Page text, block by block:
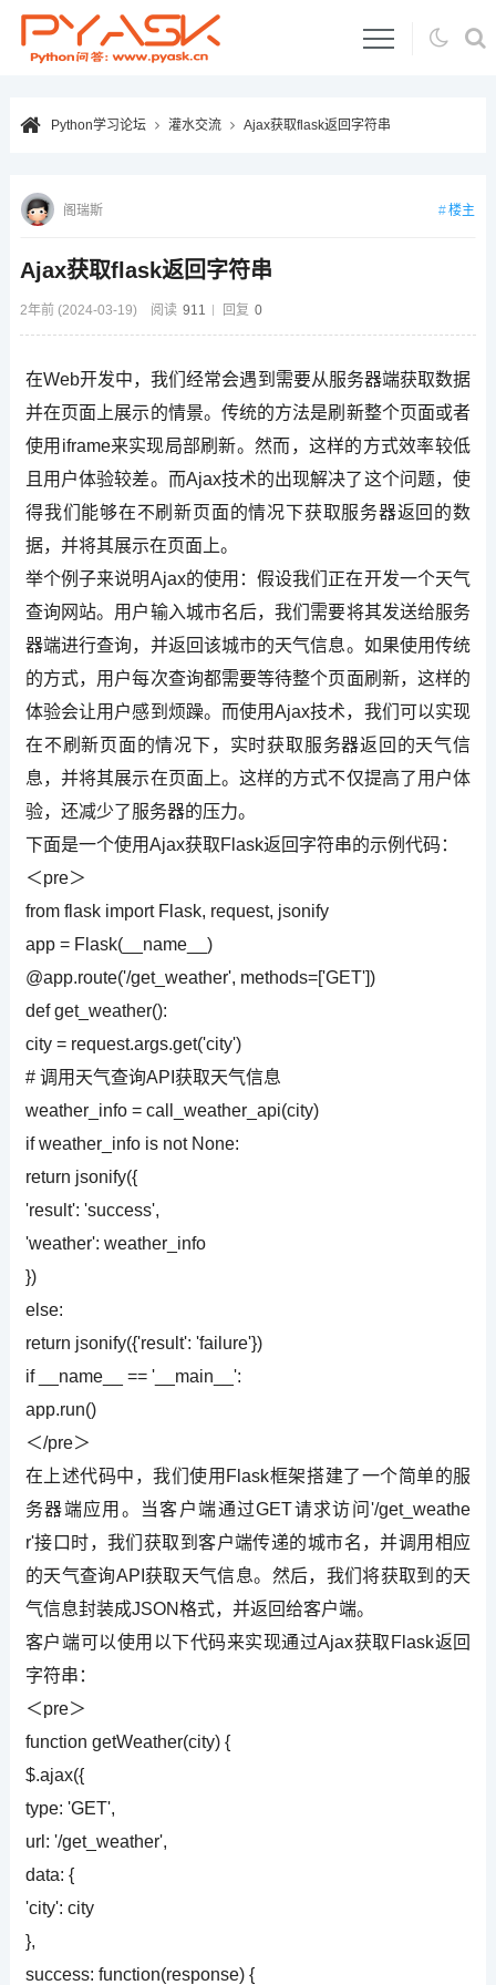
Python学习论坛 灌水交流 Ajax获取flask返回字符串
Ajax获取flask返回字符串
2年前 (2024-03-19) 阅读 911 回复 0
阁瑞斯 楼主
在Web开发中，我们经常会遇到需要从服务器端获取数据
并在页面上展示的情景。传统的方法是刷新整个页面或者
使用iframe来实现局部刷新。然而，这样的方式效率较低
且用户体验较差。而Ajax技术的出现解决了这个问题，使
得我们能够在不刷新页面的情况下获取服务器返回的数
据，并将其展示在页面上。
举个例子来说明Ajax的使用：假设我们正在开发一个天气
查询网站。用户输入城市名后，我们需要将其发送给服务
器端进行查询，并返回该城市的天气信息。如果使用传统
的方式，用户每次查询都需要等待整个页面刷新，这样的
体验会让用户感到烦躁。而使用Ajax技术，我们可以实现
在不刷新页面的情况下，实时获取服务器返回的天气信
息，并将其展示在页面上。这样的方式不仅提高了用户体
验，还减少了服务器的压力。
下面是一个使用Ajax获取Flask返回字符串的示例代码：
＜pre＞
from flask import Flask, request, jsonify
app = Flask(__name__)
@app.route('/get_weather', methods=['GET'])
def get_weather():
city = request.args.get('city')
# 调用天气查询API获取天气信息
weather_info = call_weather_api(city)
if weather_info is not None:
return jsonify({
'result': 'success',
'weather': weather_info
})
else:
return jsonify({'result': 'failure'})
if __name__ == '__main__':
app.run()
＜/pre＞
在上述代码中，我们使用Flask框架搭建了一个简单的服
务器端应用。当客户端通过GET请求访问'/get_weathe
r'接口时，我们获取到客户端传递的城市名，并调用相应
的天气查询API获取天气信息。然后，我们将获取到的天
气信息封装成JSON格式，并返回给客户端。
客户端可以使用以下代码来实现通过Ajax获取Flask返回
字符串：
＜pre＞
function getWeather(city) {
$.ajax({
type: 'GET',
url: '/get_weather',
data: {
'city': city
},
success: function(response) {